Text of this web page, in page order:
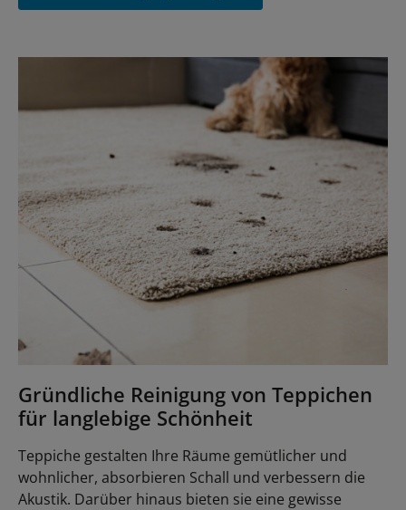
Gründliche Reinigung von Teppichen
für langlebige Schönheit
Teppiche gestalten Ihre Räume gemütlicher und
wohnlicher, absorbieren Schall und verbessern die
Akustik. Darüber hinaus bieten sie eine gewisse